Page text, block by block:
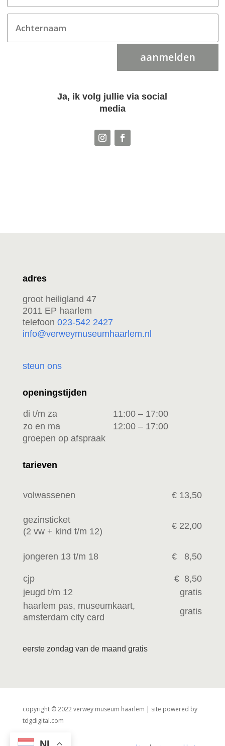
aanmelden
Ja, ik volg jullie via social
media
adres
groot heiligland 47
2011 EP haarlem
telefoon 023-542 2427
info@verweymuseumhaarlem.nl
steun ons
openingstijden
di t/m za
11:00 – 17:00
zo en ma
12:00 – 17:00
groepen op afspraak
tarieven
volwassenen € 13,50
gezinsticket
(2 vw + kind t/m 12)
€ 22,00
jongeren 13 t/m 18 € 8,50
cjp
€ 8,50
jeugd t/m 12
gratis
haarlem pas, museumkaart,
amsterdam city card
gratis
eerste zondag van de maand gratis
copyright © 2022 verwey museum haarlem | site powered by
tdgdigital.com